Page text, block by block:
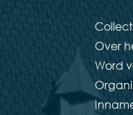
Over
Word